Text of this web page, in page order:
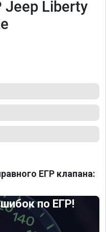
Liberty
ЕГР клапана:
по ЕГР!